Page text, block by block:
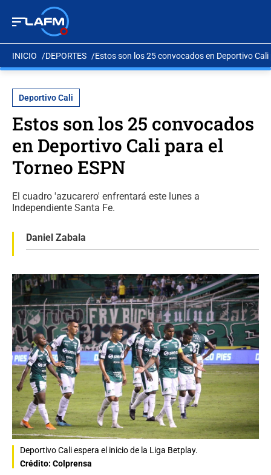
INICIO DEPORTES Estos son los 25 convocados en Deportivo Cali
Deportivo Cali
Estos son los 25 convocados
en Deportivo Cali para el
Torneo ESPN
El cuadro 'azucarero' enfrentará este lunes a
Independiente Santa Fe.
Daniel Zabala
Deportivo Cali espera el inicio de la Liga Betplay.
Crédito: Colprensa